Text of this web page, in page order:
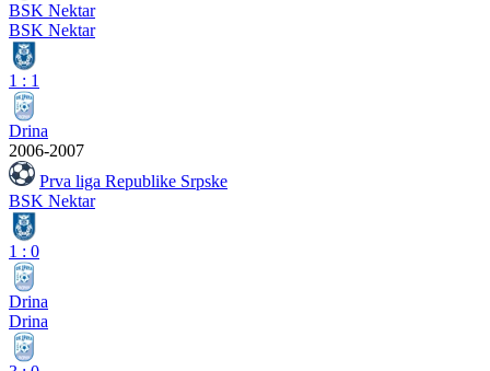
BSK Nektar
BSK Nektar
1 : 1
Drina
2006-2007
Prva liga Republike Srpske
BSK Nektar
1 : 0
Drina
Drina